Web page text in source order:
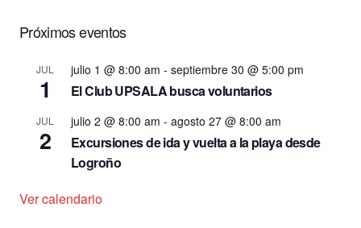
Próximos eventos
JUL
1
julio 1 @ 8:00 am - septiembre 30 @ 5:00 pm
El Club UPSALA busca voluntarios
JUL
2
julio 2 @ 8:00 am - agosto 27 @ 8:00 am
Excursiones de ida y vuelta a la playa desde
Logroño
Ver calendario